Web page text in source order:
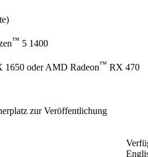
™ 5 1400
oder AMD Radeon™ RX 470
zur Veröffentlichung